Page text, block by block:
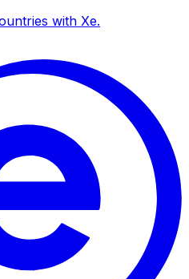
with Xe.